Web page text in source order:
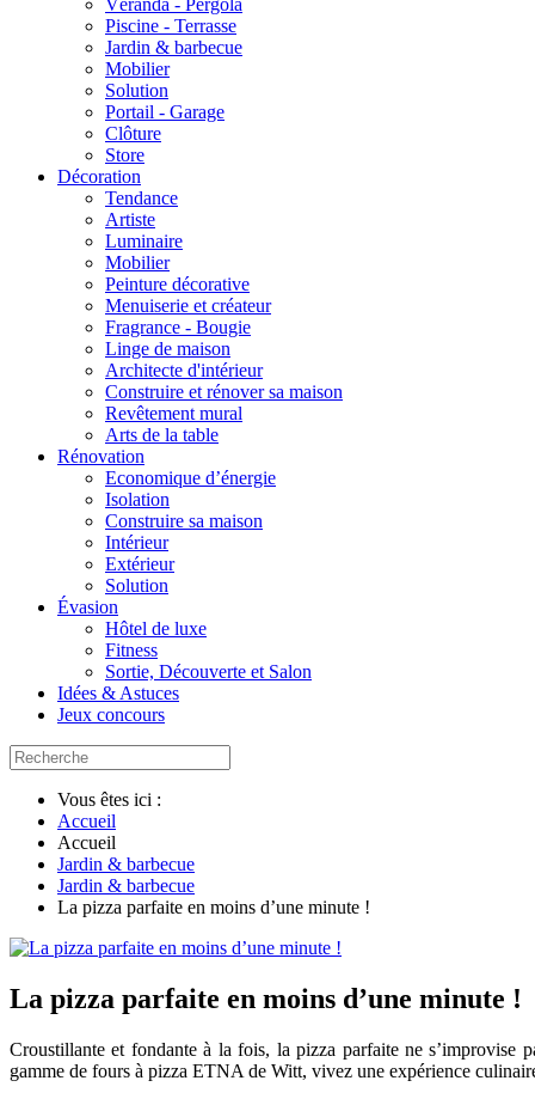
Véranda - Pergola
Piscine - Terrasse
Jardin & barbecue
Mobilier
Solution
Portail - Garage
Clôture
Store
Décoration
Tendance
Artiste
Luminaire
Mobilier
Peinture décorative
Menuiserie et créateur
Fragrance - Bougie
Linge de maison
Architecte d'intérieur
Construire et rénover sa maison
Revêtement mural
Arts de la table
Rénovation
Economique d’énergie
Isolation
Construire sa maison
Intérieur
Extérieur
Solution
Évasion
Hôtel de luxe
Fitness
Sortie, Découverte et Salon
Idées & Astuces
Jeux concours
Vous êtes ici :
Accueil
Accueil
Jardin & barbecue
Jardin & barbecue
La pizza parfaite en moins d’une minute !
La pizza parfaite en moins d’une minute !
Croustillante et fondante à la fois, la pizza parfaite ne s’improvise
gamme de fours à pizza ETNA de Witt, vivez une expérience